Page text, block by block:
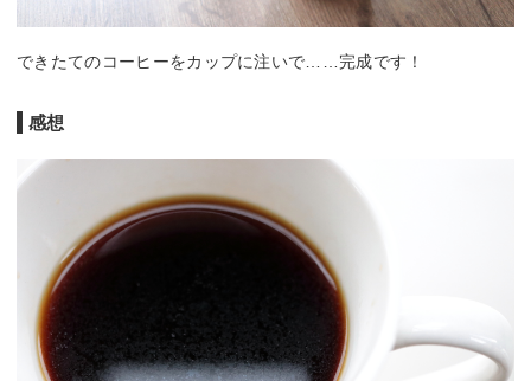
できたてのコーヒーをカップに注いで……完成です！
感想